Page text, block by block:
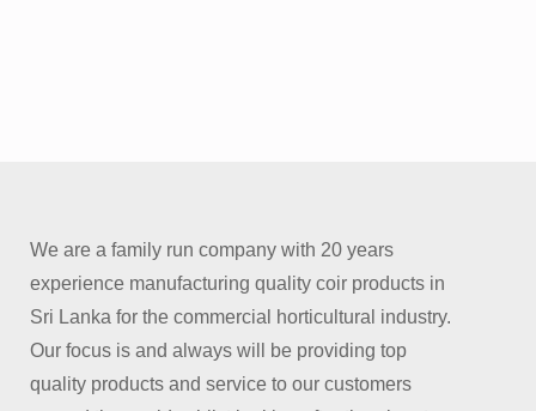
We are a family run company with 20 years
experience manufacturing quality coir products in
Sri Lanka for the commercial horticultural industry.
Our focus is and always will be providing top
quality products and service to our customers